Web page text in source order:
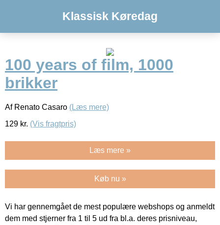
Klassisk Køredag
100 years of film, 1000
brikker
Af Renato Casaro (Læs mere)
129 kr. (Vis fragtpris)
Læs mere »
Køb nu »
Vi har gennemgået de mest populære webshops og anmeldt
dem med stjerner fra 1 til 5 ud fra bl.a. deres prisniveau,